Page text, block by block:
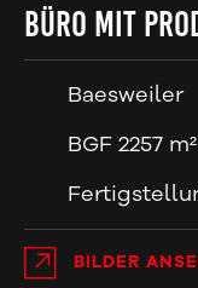
Büro mit
Baesweiler
BGF 2257 m²
BILDER